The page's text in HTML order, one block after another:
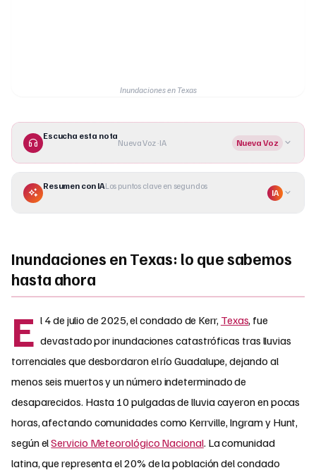
Inundaciones en Texas
Escucha esta nota
Nueva Voz · IA Nueva Voz
Resumen con IALos puntos clave en segundos
IA
Inundaciones en Texas: lo que sabemos
hasta ahora
E l 4 de julio de 2025, el condado de Kerr, Texas, fue
devastado por inundaciones catastróficas tras lluvias
torrenciales que desbordaron el río Guadalupe, dejando al
menos seis muertos y un número indeterminado de
desaparecidos. Hasta 10 pulgadas de lluvia cayeron en pocas
horas, afectando comunidades como Kerrville, Ingram y Hunt,
según elServicio Meteorológico Nacional. La comunidad
latina, que representa el 20% de la población del condado